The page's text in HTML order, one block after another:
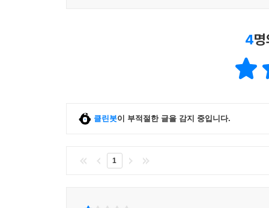
4
클린봇이 부적절한 글을 감지 중입니다.
1